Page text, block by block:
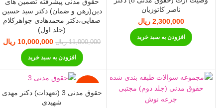
ناصر کاتوزیان
2,300,000 ریال
افزودن به سبد خرید
دین(رهن و ضمان) دکتر سید حسین
صفایی،دکتر محمدهادی جواهرکلام
(جلد اول)
11,000,000 ریال
قیمت اصلی:
بود.
10,000,000 ریال
افزودن به سبد خرید
حقوق مدنی 3 (تعهدات) دکتر مهدی
شهیدی